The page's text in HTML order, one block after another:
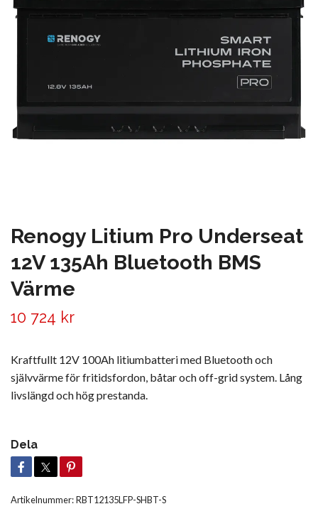
Renogy Litium Pro Underseat
12V 135Ah Bluetooth BMS
Värme
10 724 kr
Kraftfullt 12V 100Ah litiumbatteri med Bluetooth och
självvärme för fritidsfordon, båtar och off-grid system. Lång
livslängd och hög prestanda.
Dela
Artikelnummer:RBT12135LFP-SHBT-S